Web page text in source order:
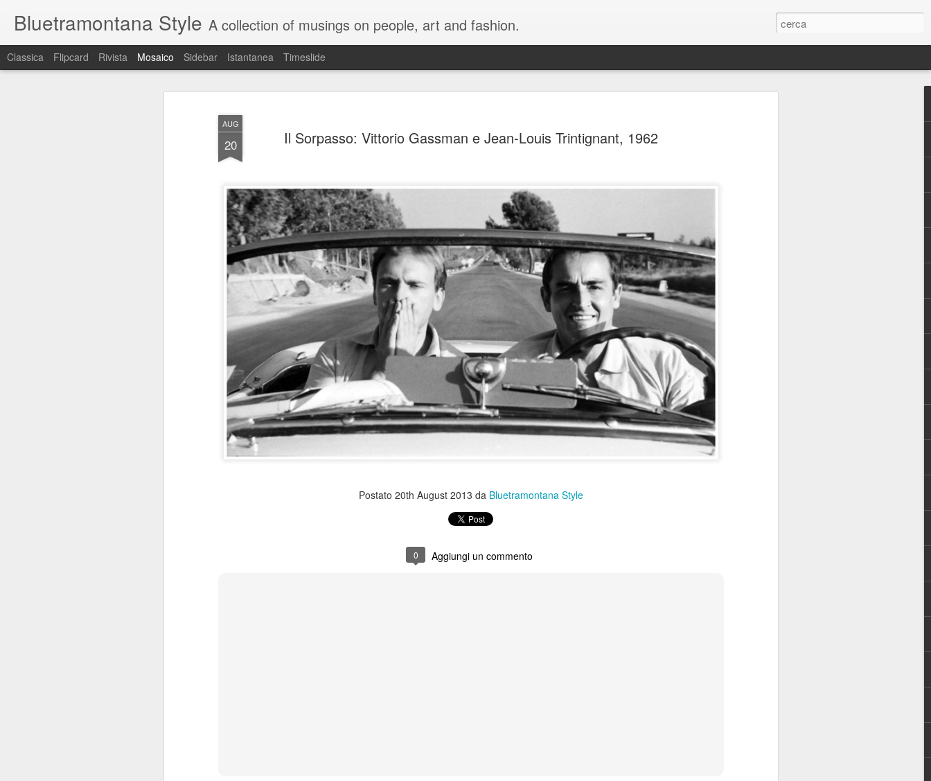
AUG
20 Il Sorpasso: Vittorio Gassman e Jean-Louis Trintignant, 1962
Postato 20th August 2013 da Bluetramontana Style
0 Aggiungi un commento
Bluetramontana Style A collection of musings on people, art and fashion.
Classica Flipcard Rivista Mosaico Sidebar Istantanea Timeslide